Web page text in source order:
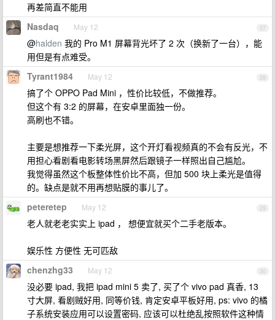
再差简直不能用
27
Nasdaq May 12
@halden 我的 Pro M1 屏幕背光坏了 2 次（换新了一台），能
用但是有点难受。
28
Tyrant1984 May 12
搞了个 OPPO Pad Mini ，性价比较低，不做推荐。
但这个有 3:2 的屏幕，在安卓里面独一份。
高刷也不错。
主要是想推荐一下柔光屏，这个开灯看视频真的不会有反光，不
用担心看剧看电影转场黑屏然后跟镜子一样照出自己尴尬。
我觉得虽然这个板整体性价比不高，但加 500 块上柔光是值得
的。缺点是就不用再想贴膜的事儿了。
29
peteretep May 12
老人就老老实实上 ipad ， 想便宜就买个二手老版本。
娱乐性 方便性 无可匹敌
30
chenzhg33 May 12
没必要 ipad, 我把 ipad mini 5 卖了, 买了个 vivo pad 真香, 13
寸大屏, 看剧贼好用, 同等价钱, 肯定安卓平板好用, ps: vivo 的橘
子系统安装应用可以设置密码, 应该可以杜绝乱按照软件这种情